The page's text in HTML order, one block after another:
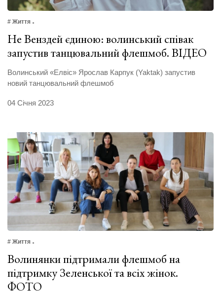
# Життя
Не Венздей єдиною: волинський співак
запустив танцювальний флешмоб. ВІДЕО
Волинський «Елвіс» Ярослав Карпук (Yaktak) запустив
новий танцювальний флешмоб
04 Січня 2023
# Життя
Волинянки підтримали флешмоб на
підтримку Зеленської та всіх жінок.
ФОТО